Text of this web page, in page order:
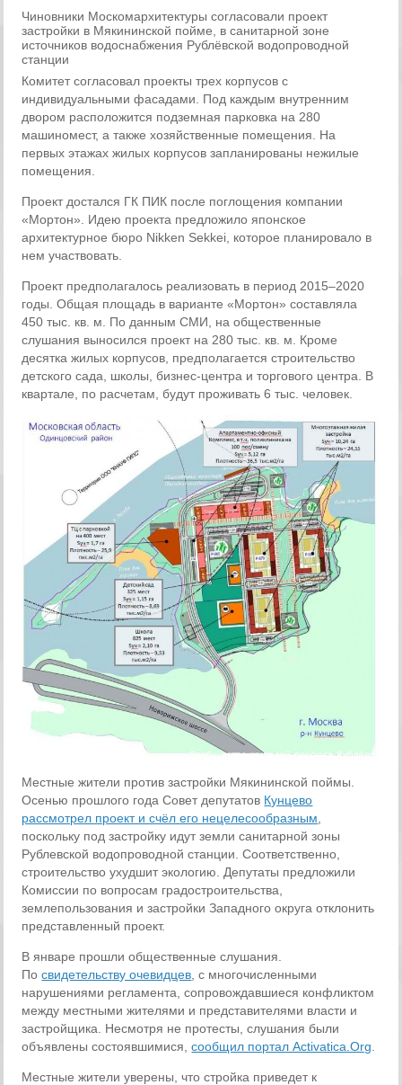
Чиновники Москомархитектуры согласовали проект
застройки в Мякининской пойме, в санитарной зоне
источников водоснабжения Рублёвской водопроводной
станции
Комитет согласовал проекты трех корпусов с
индивидуальными фасадами. Под каждым внутренним
двором расположится подземная парковка на 280
машиномест, а также хозяйственные помещения. На
первых этажах жилых корпусов запланированы нежилые
помещения.
Проект достался ГК ПИК после поглощения компании
«Мортон». Идею проекта предложило японское
архитектурное бюро Nikken Sekkei, которое планировало в
нем участвовать.
Проект предполагалось реализовать в период 2015–2020
годы. Общая площадь в варианте «Мортон» составляла
450 тыс. кв. м. По данным СМИ, на общественные
слушания выносился проект на 280 тыс. кв. м. Кроме
десятка жилых корпусов, предполагается строительство
детского сада, школы, бизнес-центра и торгового центра. В
квартале, по расчетам, будут проживать 6 тыс. человек.
Местные жители против застройки Мякининской поймы.
Осенью прошлого года Совет депутатов Кунцево
рассмотрел проект и счёл его нецелесообразным
поскольку под застройку идут земли санитарной зоны
Рублевской водопроводной станции. Соответственно,
строительство ухудшит экологию. Депутаты предложили
Комиссии по вопросам градостроительства,
землепользования и застройки Западного округа отклонить
представленный проект.
В январе прошли общественные слушания.
Посвидетельству очевидцев , с многочисленными
нарушениями регламента, сопровождавшиеся конфликтом
между местными жителями и представителями власти и
застройщика. Несмотря не протесты, слушания были
объявлены состоявшимися,сообщил портал Activatica.Org
Местные жители уверены, что стройка приведет к